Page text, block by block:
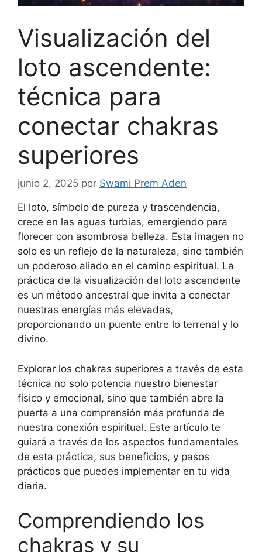
Visualización del
loto ascendente:
técnica para
conectar chakras
superiores
junio 2, 2025 por Swami Prem Aden
El loto, símbolo de pureza y trascendencia,
crece en las aguas turbias, emergiendo para
florecer con asombrosa belleza. Esta imagen no
solo es un reflejo de la naturaleza, sino también
un poderoso aliado en el camino espiritual. La
práctica de la visualización del loto ascendente
es un método ancestral que invita a conectar
nuestras energías más elevadas,
proporcionando un puente entre lo terrenal y lo
divino.
Explorar los chakras superiores a través de esta
técnica no solo potencia nuestro bienestar
físico y emocional, sino que también abre la
puerta a una comprensión más profunda de
nuestra conexión espiritual. Este artículo te
guiará a través de los aspectos fundamentales
de esta práctica, sus beneficios, y pasos
prácticos que puedes implementar en tu vida
diaria.
Comprendiendo los
chakras y su